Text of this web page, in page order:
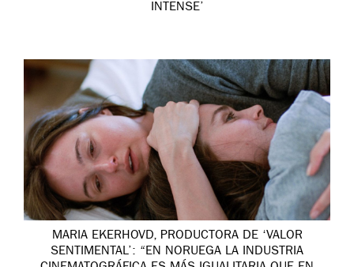
INTENSE’
MARIA EKERHOVD, PRODUCTORA DE ‘VALOR
SENTIMENTAL’: “EN NORUEGA LA INDUSTRIA